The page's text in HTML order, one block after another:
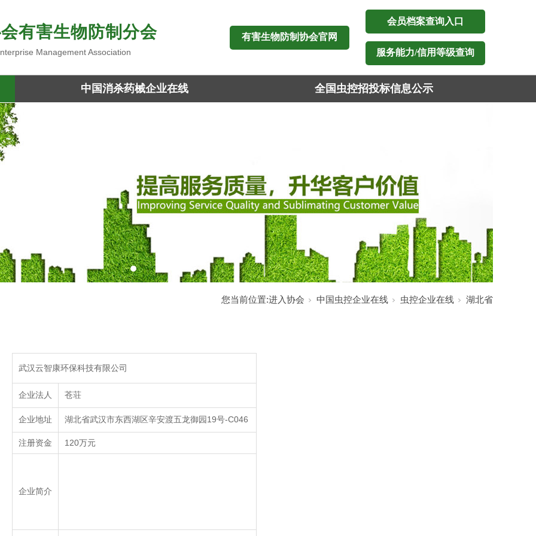
有害生物防制分会 有害生物防制协会官网
Management Association 服务能力/信用等级查询
会员档案查询入口
中国消杀药械企业在线 全国虫控招投标信息公示
您当前位置:进入协会 中国虫控企业在线 虫控企业在线 湖北省
武汉云智康环保科技有限公司
企业法人 苍荘
企业地址 湖北省武汉市东西湖区辛安渡五龙御园19号-C046
注册资金 120万元
企业简介